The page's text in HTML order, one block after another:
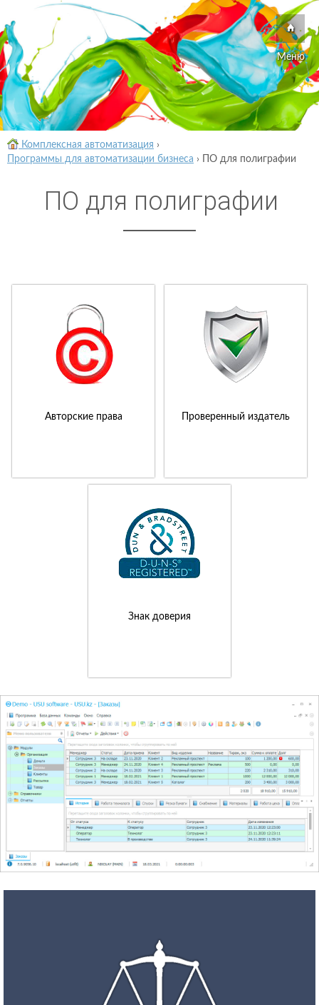
Меню
Комплексная автоматизация ›
Программы для автоматизации бизнеса › ПО для полиграфии
ПО для полиграфии
Авторские права Проверенный издатель
Знак доверия